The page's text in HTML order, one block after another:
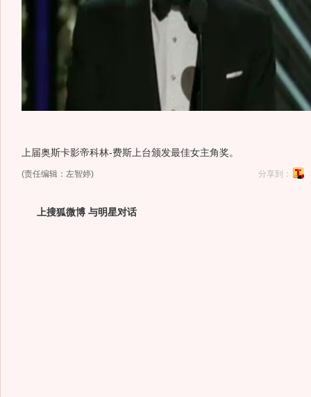
上届奥斯卡影帝科林-费斯上台颁发最佳女主角奖。
(责任编辑：左智婷) 分享到：
上搜狐微博 与明星对话